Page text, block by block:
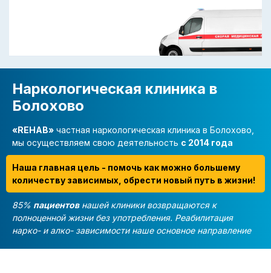
Наркологическая клиника в
Болохово
«REHAB» частная наркологическая клиника в Болохово,
мы осуществляем свою деятельность с 2014 года
Наша главная цель - помочь как можно большему
количеству зависимых, обрести новый путь в жизни!
85% пациентовнашей клиники возвращаются к
полноценной жизни без употребления. Реабилитация
нарко- и алко- зависимости наше основное направление